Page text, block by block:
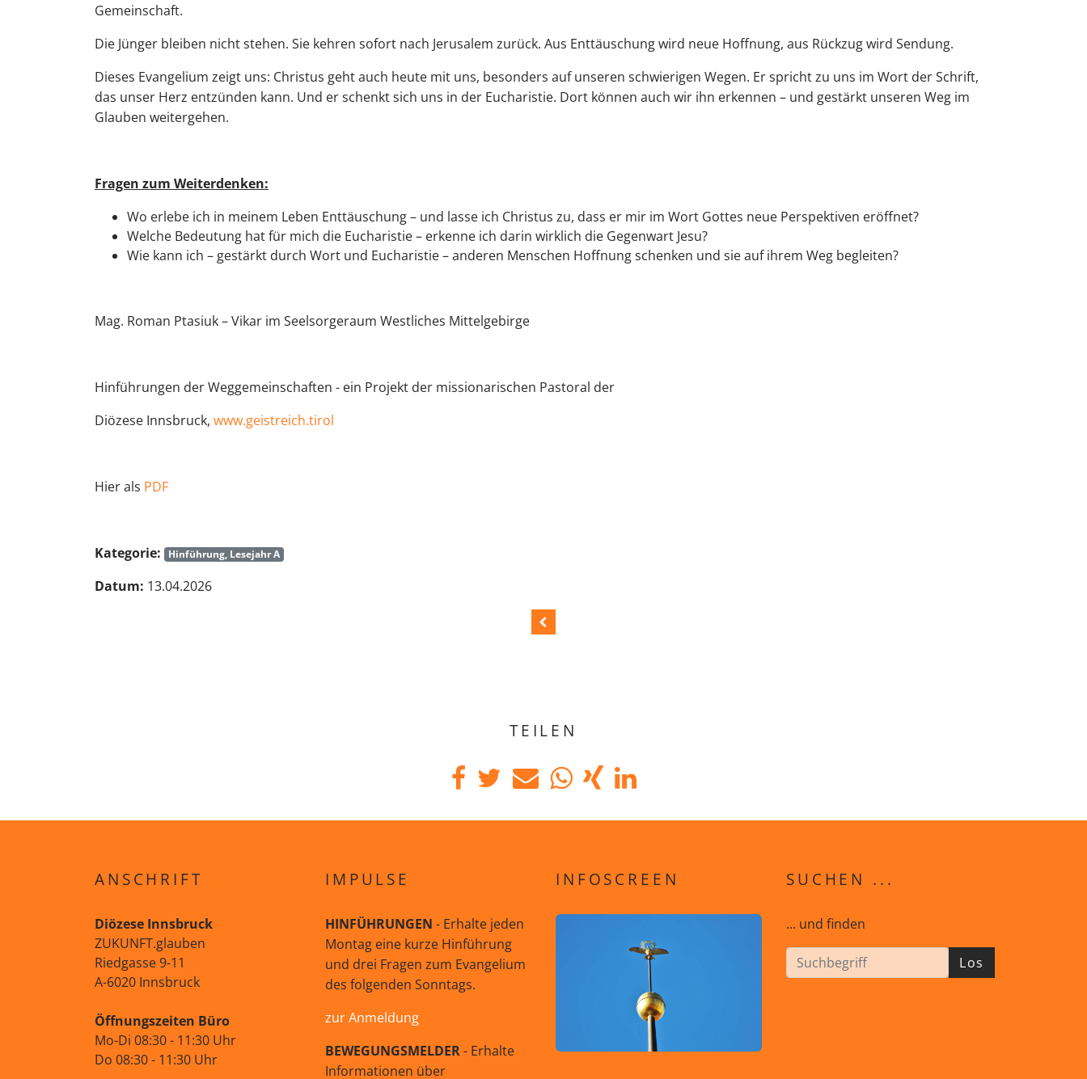
Gemeinschaft.
Die Jünger bleiben nicht stehen. Sie kehren sofort nach Jerusalem zurück. Aus Enttäuschung wird neue Hoffnung, aus Rückzug wird Sendung.
Dieses Evangelium zeigt uns: Christus geht auch heute mit uns, besonders auf unseren schwierigen Wegen. Er spricht zu uns im Wort der Schrift,
das unser Herz entzünden kann. Und er schenkt sich uns in der Eucharistie. Dort können auch wir ihn erkennen – und gestärkt unseren Weg im
Glauben weitergehen.
Fragen zum Weiterdenken:
Wo erlebe ich in meinem Leben Enttäuschung – und lasse ich Christus zu, dass er mir im Wort Gottes neue Perspektiven eröffnet?
Welche Bedeutung hat für mich die Eucharistie – erkenne ich darin wirklich die Gegenwart Jesu?
Wie kann ich – gestärkt durch Wort und Eucharistie – anderen Menschen Hoffnung schenken und sie auf ihrem Weg begleiten?
Mag. Roman Ptasiuk – Vikar im Seelsorgeraum Westliches Mittelgebirge
Hinführungen der Weggemeinschaften - ein Projekt der missionarischen Pastoral der
Diözese Innsbruck, www.geistreich.tirol
Hier als PDF
Kategorie: Hinführung, Lesejahr A
Datum: 13.04.2026
TEILEN
ANSCHRIFT
Diözese Innsbruck
ZUKUNFT.glauben
Riedgasse 9-11
A-6020 Innsbruck
Öffnungszeiten Büro
Mo-Di 08:30 - 11:30 Uhr
Do 08:30 - 11:30 Uhr
IMPULSE
HINFÜHRUNGEN - Erhalte jeden
Montag eine kurze Hinführung
und drei Fragen zum Evangelium
des folgenden Sonntags.
zur Anmeldung
BEWEGUNGSMELDER- Erhalte
Informationen über
INFOSCREEN SUCHEN ...
... und finden
Los